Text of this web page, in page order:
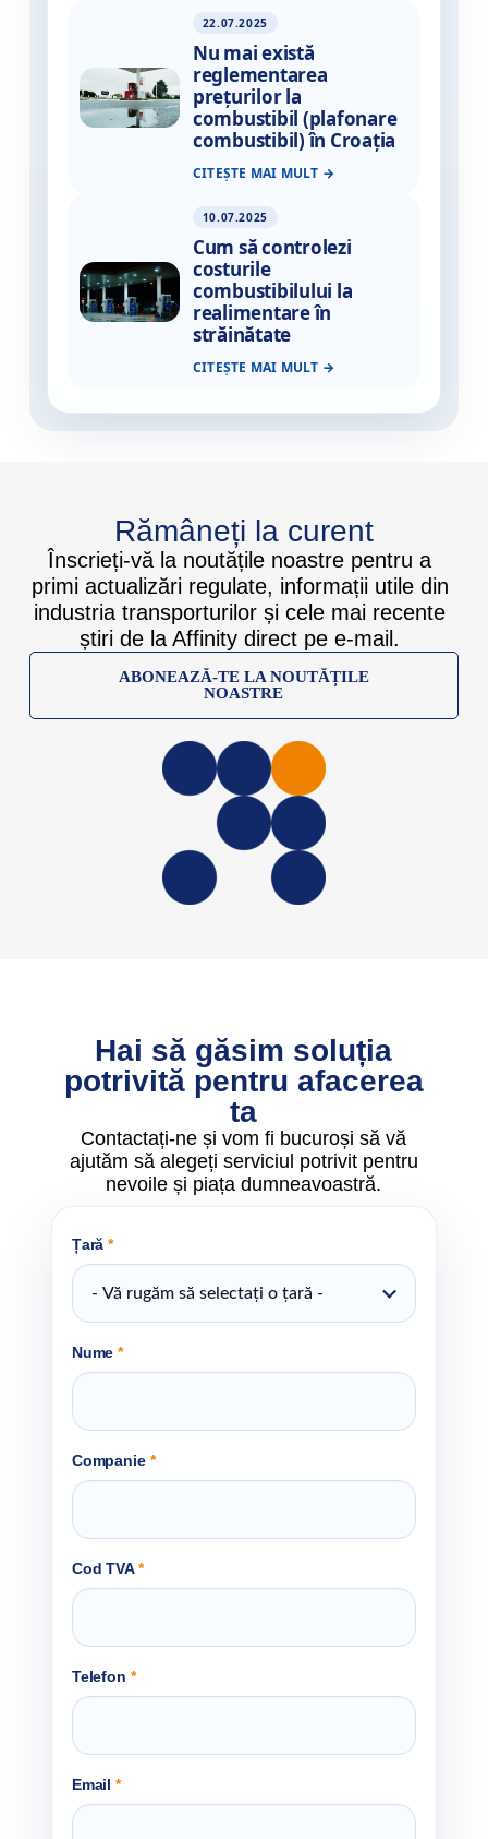
22.07.2025
Nu mai există
reglementarea
prețurilor la
combustibil (plafonare
combustibil) în Croația
CITEȘTE MAI MULT
10.07.2025
Cum să controlezi
costurile
combustibilului la
realimentare în
străinătate
CITEȘTE MAI MULT
Rămâneți la curent
Înscrieți-vă la noutățile noastre pentru a
primi actualizări regulate, informații utile din
industria transporturilor și cele mai recente
știri de la Affinity direct pe e-mail.
ABONEAZĂ-TE LA NOUTĂȚILE
NOASTRE
Hai să găsim soluția
potrivită pentru afacerea
ta
Contactați-ne și vom fi bucuroși să vă
ajutăm să alegeți serviciul potrivit pentru
nevoile și piața dumneavoastră.
Țară*
- Vă rugăm să selectați o țară -
Nume*
Companie *
Cod TVA*
Telefon *
Email*